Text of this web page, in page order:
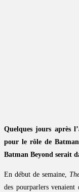
Quelques jours après
pour le rôle de
Batman Beyond serait
En début de semaine,
des pourparlers